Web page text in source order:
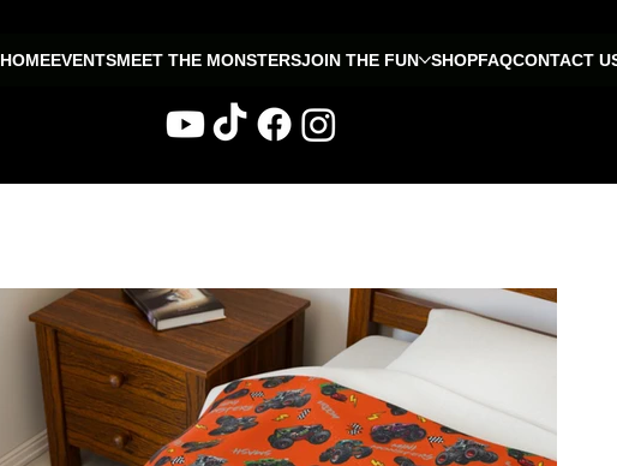
HOMEEVENTSMEET THE MONSTERSJOIN THE FUN SHOPFAQCONTACT